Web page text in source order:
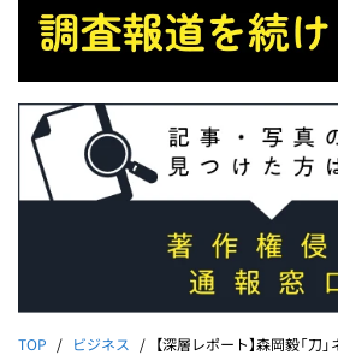
TOP ビジネス 【深層レポート】森岡毅「刀」ネスタリゾート神戸にあった“失敗の本質”「決算上のカラクリ」「ロケ中のアナウンサーが大